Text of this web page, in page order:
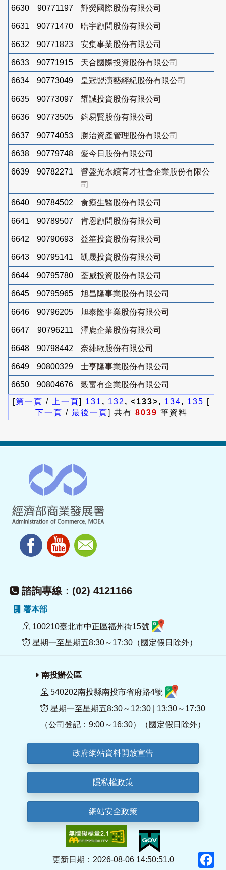
6630 90771197 輝熒國際股份有限公司
6631 90771470 晧宇顧問股份有限公司
6632 90771823 安集事業股份有限公司
6633 90771915 天合國際投資股份有限公司
6634 90773049 皇冠盟演藝經紀股份有限公司
6635 90773097 耀誠投資股份有限公司
6636 90773505 鈞易賢股份有限公司
6637 90774053 勝治資產管理股份有限公司
6638 90779748 愛今日股份有限公司
6639 90782271
營盤光永續育才社會企業股份有限公
司
6640 90784502 食癒生醫股份有限公司
6641 90789507 肯恩顧問股份有限公司
6642 90790693 益笙投資股份有限公司
6643 90795141 凱晟投資股份有限公司
6644 90795780 荃威投資股份有限公司
6645 90795965 旭昌隆事業股份有限公司
6646 90796205 旭泰隆事業股份有限公司
6647 90796211 澤鹿企業股份有限公司
6648 90798442 奈緋歐股份有限公司
6649 90800329 士亨隆事業股份有限公司
6650 90804676
穀富有企業股份有限公司
[第一頁 / 上一頁] 131 , 132 , <133>, 134, 135 [
下一頁 / 最後一頁] 共有 8039 筆資料
諮詢專線：(02) 4121166
署本部
100210臺北市中正區福州街15號
星期一至星期五8:30～17:30（國定假日除外）
南投辦公區
540202南投縣南投市省府路4號
星期一至星期五8:30～12:30 | 13:30～17:30
（公司登記：9:00～16:30）（國定假日除外）
政府網站資料開放宣告
隱私權政策
網站安全政策
更新日期：2026-08-06 14:50:51.0